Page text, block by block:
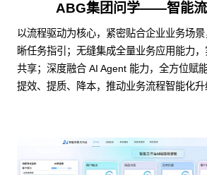
ABG集团问学——智能流
以流程驱动为核心，紧密贴合企业业务场
晰任务指引；无缝集成全量业务应用能力
共享；深度融合 AI Agent 能力，全方位赋
提效、提质、降本，推动业务流程智能化升